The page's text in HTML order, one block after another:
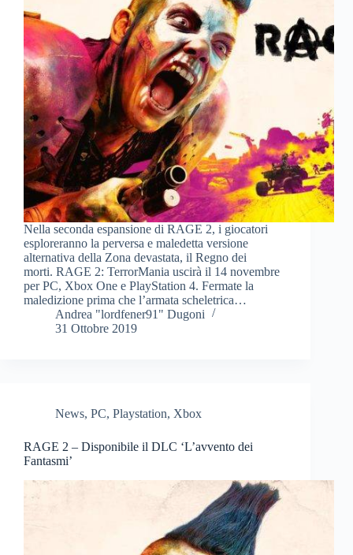
Nella seconda espansione di RAGE 2, i giocatori
esploreranno la perversa e maledetta versione
alternativa della Zona devastata, il Regno dei
morti. RAGE 2: TerrorMania uscirà il 14 novembre
per PC, Xbox One e PlayStation 4. Fermate la
maledizione prima che l’armata scheletrica…
Andrea "lordfener91" Dugoni
31 Ottobre 2019
News, PC, Playstation, Xbox
RAGE 2 – Disponibile il DLC ‘L’avvento dei
Fantasmi’